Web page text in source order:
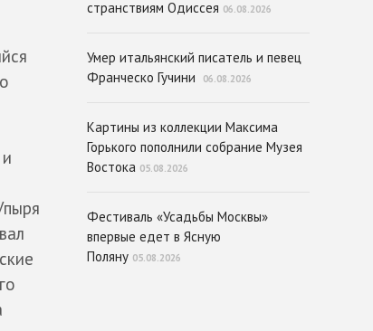
странствиям Одиссея 06.08.2026
Умер итальянский писатель и певец
Франческо Гучини
06.08.2026
Картины из коллекции Максима
Горького пополнили собрание Музея
Востока 05.08.2026
Фестиваль «Усадьбы Москвы»
впервые едет в Ясную
Поляну 05.08.2026